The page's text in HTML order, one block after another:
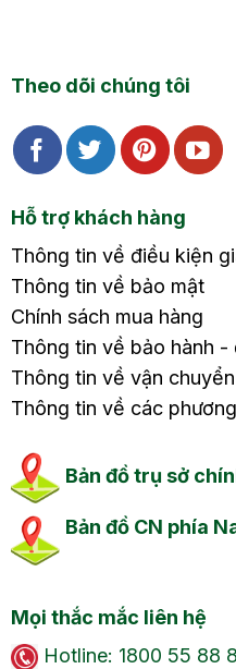
Theo dõi chúng tôi
Hỗ trợ khách hàng
Thông tin về điều kiện
Thông tin về bảo mật
Chính sách mua hàng
Thông tin về bảo hành -
Thông tin về vận
Thông tin về các
Bản đồ trụ sở
Bản đồ CN phía
Mọi thắc mắc liên hệ
Hotline: 1800 55 88